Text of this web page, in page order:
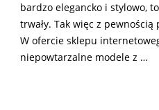
bardzo elegancko i stylowo,
trwały. Tak więc z pewnością
W ofercie sklepu
niepowtarzalne modele z …